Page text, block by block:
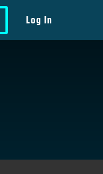
Log In